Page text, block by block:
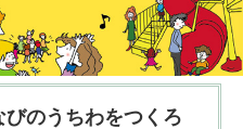
のうちわをつくろ